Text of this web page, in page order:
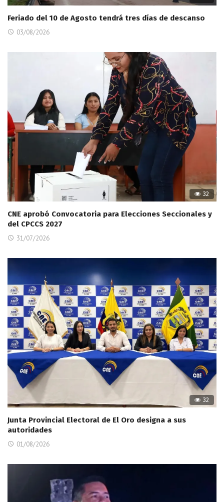
Feriado del 10 de Agosto tendrá tres días de descanso
03/08/2026
32
CNE aprobó Convocatoria para Elecciones Seccionales y
del CPCCS 2027
31/07/2026
32
Junta Provincial Electoral de El Oro designa a sus
autoridades
01/08/2026